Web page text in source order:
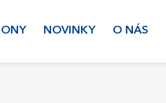
NOVINKY O NÁS